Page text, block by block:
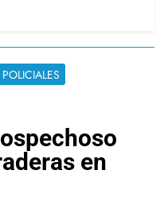
POLICIALES
en